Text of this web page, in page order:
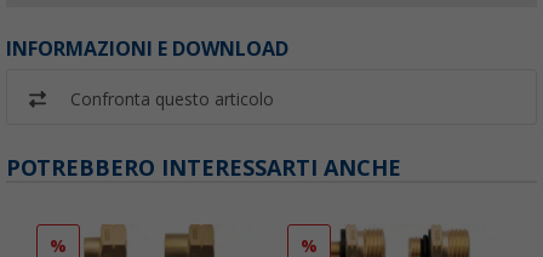
INFORMAZIONI E DOWNLOAD
Confronta questo articolo
POTREBBERO INTERESSARTI ANCHE
% %